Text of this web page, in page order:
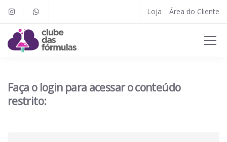
Loja Área do Cliente
Faça o login para acessar o conteúdo
restrito: